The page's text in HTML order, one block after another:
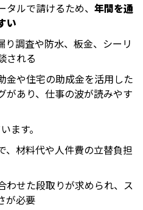
ルで請けるため、 年間を通
い
り調査や防水、板金、シーリ
される
金や住宅の助成金を活用した
があり、仕事の波が読みやす
ます。
、材料代や人件費の立替負担
わせた段取りが求められ、ス
が必要